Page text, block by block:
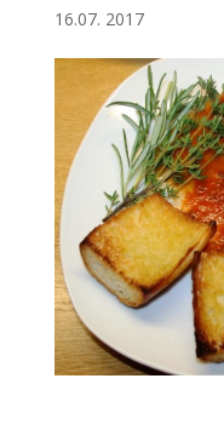
16.07. 2017